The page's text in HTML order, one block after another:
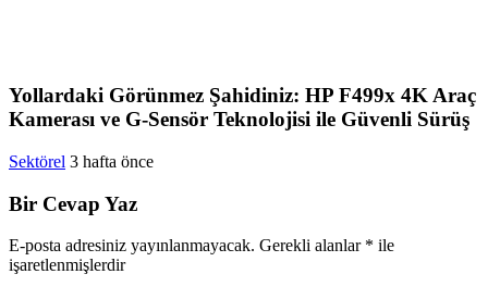
Yollardaki Görünmez Şahidiniz: HP F499x 4K Araç
Kamerası ve G-Sensör Teknolojisi ile Güvenli Sürüş
Sektörel 3 hafta önce
Bir Cevap Yaz
E-posta adresiniz yayınlanmayacak. Gerekli alanlar * ile
işaretlenmişlerdir